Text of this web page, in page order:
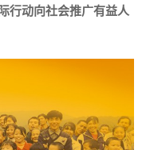
行动向社会推广有益人